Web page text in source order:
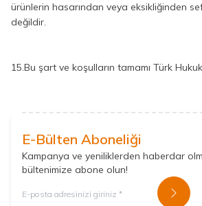
ürünlerin hasarından veya eksikliğinden
değildir.
15.Bu şart ve koşulların tamamı Türk
E-Bülten Aboneliği
Kampanya ve yeniliklerden haberdar
bültenimize abone olun!
Kayıt Ol